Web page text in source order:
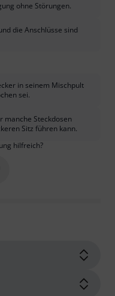
ohne Störungen.
die Anschlüsse sind
in seinem Mischpult
sei.
manche Steckdosen
Sitz führen kann.
hilfreich?
Sie dieseSie diese